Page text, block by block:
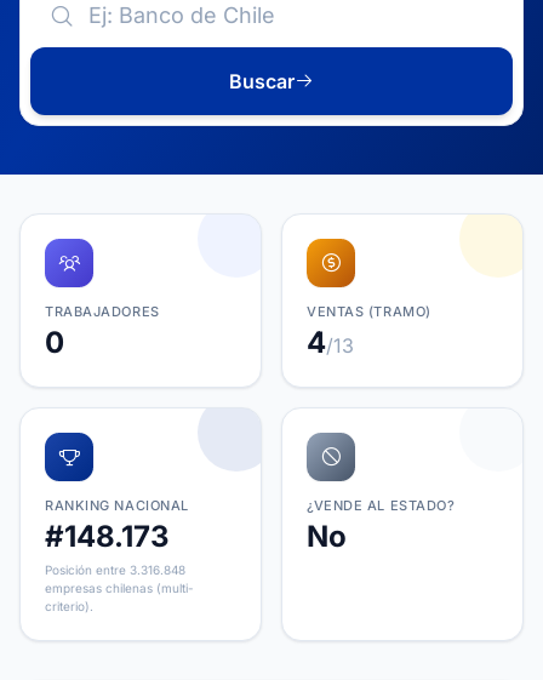
Buscar
TRABAJADORES
0
VENTAS (TRAMO)
4/13
RANKING NACIONAL
#148.173
Posición entre 3.316.848
empresas chilenas (multi-
criterio).
¿VENDE AL ESTADO?
No